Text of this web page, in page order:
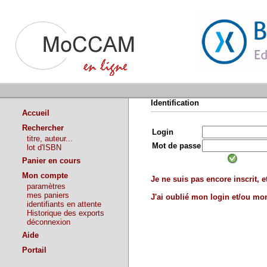
Accueil
Rechercher
titre, auteur...
lot d'ISBN
Panier en cours
Mon compte
paramètres
mes paniers
identifiants en attente
Historique des exports
déconnexion
Aide
Portail
Identification
Login
Mot de passe
Je ne suis pas encore inscrit,
J'ai oublié mon login et/ou